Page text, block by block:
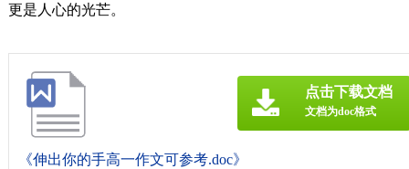
更是人心的光芒。
《伸出你的手高一作文可参考.doc》
点击下载文档
文档为doc格式